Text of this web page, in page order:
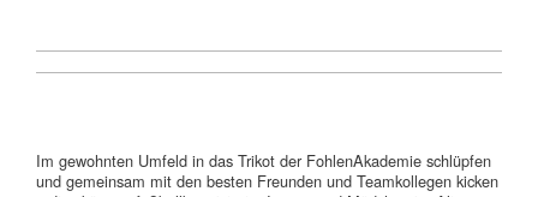
Im gewohnten Umfeld in das Trikot der FohlenAkademie schlüpfen
und gemeinsam mit den besten Freunden und Teamkollegen kicken